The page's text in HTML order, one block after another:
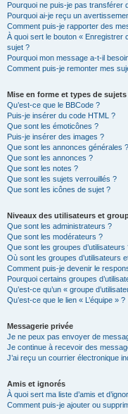
Pourquoi ne puis-je pas transférer
Pourquoi ai-je reçu un
Comment puis-je rapporter des
À quoi sert le bouton « Enregistrer
sujet ?
Pourquoi mon message a-t-il
Comment puis-je remonter mes
Mise en forme et types de sujets
Qu’est-ce que le BBCode ?
Puis-je insérer du code HTML ?
Que sont les émoticônes ?
Puis-je insérer des images ?
Que sont les annonces générales ?
Que sont les annonces ?
Que sont les notes ?
Que sont les sujets verrouillés ?
Que sont les icônes de sujet ?
Niveaux des utilisateurs et
Que sont les administrateurs ?
Que sont les modérateurs ?
Que sont les groupes d’utilisateurs
Où sont les groupes d’utilisateurs
Comment puis-je devenir le
Pourquoi certains groupes
Qu’est-ce qu’un « groupe
Qu’est-ce que le lien « L’équipe » ?
Messagerie privée
Je ne peux pas envoyer de
Je continue à recevoir des
J’ai reçu un courrier électronique
Amis et ignorés
À quoi sert ma liste d’amis et
Comment puis-je ajouter ou